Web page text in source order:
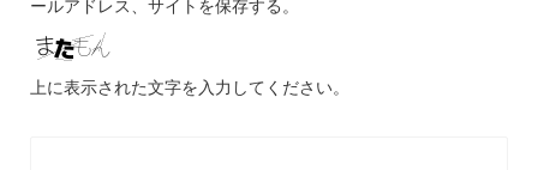
ールアドレス、サイトを保存する。
上に表示された文字を入力してください。